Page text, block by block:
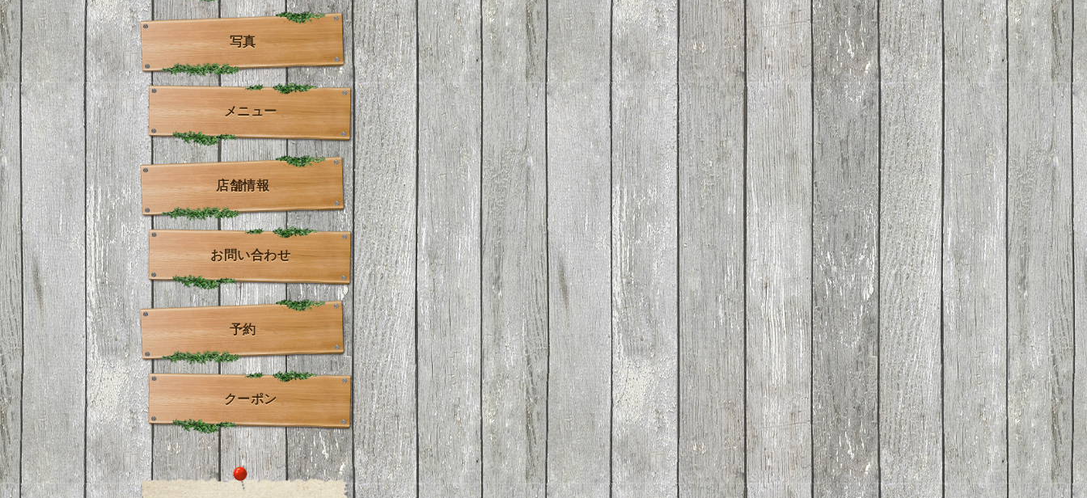
写真
メニュー
店舗情報
お問い合わせ
予約
クーポン